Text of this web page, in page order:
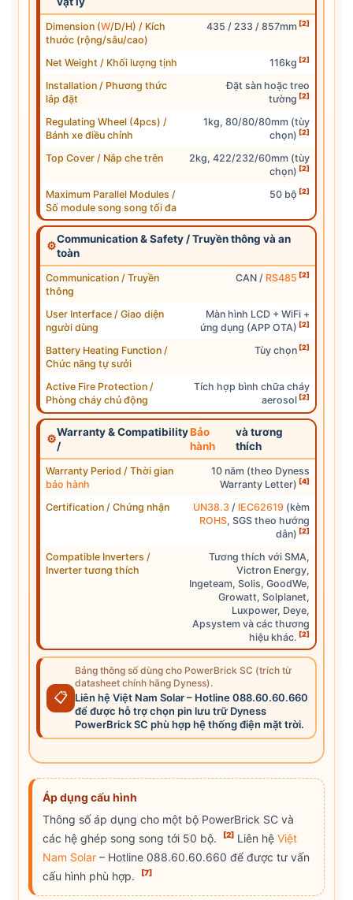
Dimension (W/D/H) / Kích
thước (rộng/sâu/cao)
435 / 233 / 857mm [2]
Net Weight / Khối lượng tịnh 116kg [2]
Installation / Phương thức
lắp đặt
Đặt sàn hoặc treo
tường [2]
Regulating Wheel (4pcs) /
Bánh xe điều chỉnh
1kg, 80/80/80mm (tùy
chọn) [2]
Top Cover / Nắp che trên
2kg, 422/232/60mm (tùy
chọn) [2]
Maximum Parallel Modules /
Số module song song tối đa
50 bộ [2]
⚙
Communication & Safety / Truyền thông và an
toàn
Communication / Truyền
thông
CAN / RS485 [2]
User Interface / Giao diện
người dùng
Màn hình LCD + WiFi +
ứng dụng (APP OTA) [2]
Battery Heating Function /
Chức năng tự sưởi
Tùy chọn [2]
Active Fire Protection /
Phòng cháy chủ động
Tích hợp bình chữa cháy
aerosol [2]
⚙
Warranty & Compatibility
/
Bảo
hành
và tương
thích
Warranty Period / Thời gian
bảo hành
10 năm (theo Dyness
Warranty Letter) [4]
Certification / Chứng nhận UN38.3/ IEC62619(kèm
ROHS, SGS theo hướng
dẫn) [2]
Compatible Inverters /
Inverter tương thích
Tương thích với SMA,
Victron Energy,
Ingeteam, Solis, GoodWe,
Growatt, Solplanet,
Luxpower, Deye,
Apsystem và các thương
hiệu khác. [2]
📋
Bảng thông số dùng cho PowerBrick SC (trích từ
datasheet chính hãng Dyness).
Liên hệ Việt Nam Solar – Hotline 088.60.60.660
để được hỗ trợ chọn pin lưu trữ Dyness
PowerBrick SC phù hợp hệ thống điện mặt trời.
Áp dụng cấu hình
Thông số áp dụng cho một bộ PowerBrick SC và
các hệ ghép song song tới 50 bộ.
[2] Liên hệ Việt
Nam Solar – Hotline 088.60.60.660 để được tư vấn
cấu hình phù hợp.
[7]